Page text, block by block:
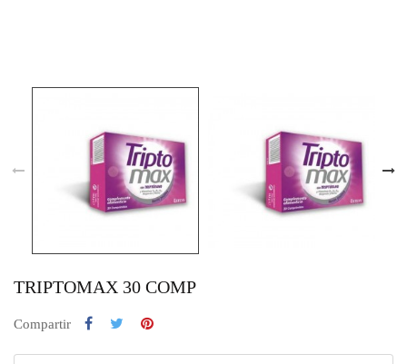
TRIPTOMAX 30 COMP
Compartir